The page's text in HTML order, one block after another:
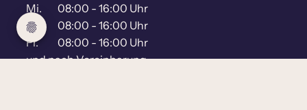
Mi.
08:00 - 16:00 Uhr
Do.
08:00 - 16:00 Uhr
Fr.
08:00 - 16:00 Uhr
und nach Vereinbarung